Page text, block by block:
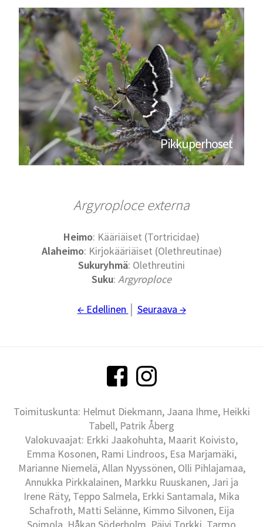
Pikkuperhoset
Argyroploce externa
Heimo: Kääriäiset (Tortricidae)
Alaheimo: Kirjokääriäiset (Olethreutinae)
Sukuryhmä: Olethreutini
Suku: Argyroploce
← Edellinen Seuraava →
Toimituskunta: Helmut Diekmann, Jaana Ihme, Heikki
Tabell, Patrik Åberg
Valokuvaajat: Erkki Jaakohuhta, Maarit Koivisto,
Emma Kosonen, Rami Lindroos, Esa Marjamäki,
Marianne Niemelä, Allan Nyyssönen, Olli Pihlajamaa,
Annukka Pirkkalainen, Markku Ruuskanen, Jari ja
Irene Räty, Teppo Salmela, Erkki Santamala, Mika
Schafroth, Matti Selänne, Kimmo Silvonen, Eija